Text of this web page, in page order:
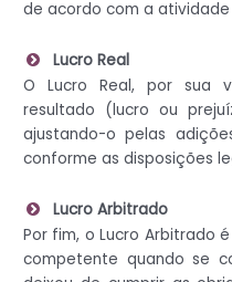
de acordo com a
Lucro Real
O Lucro Real, por sua
resultado (lucro ou
ajustando-o pelas
conforme as disposições
Lucro Arbitrado
Por fim, o Lucro Arbitrado
competente quando se